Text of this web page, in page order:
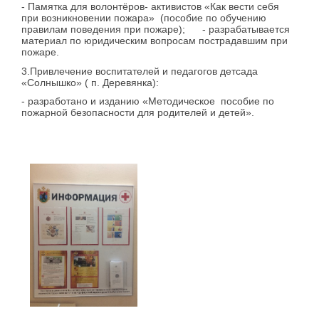
- Памятка для волонтёров- активистов «Как вести себя
при возникновении пожара» (пособие по обучению
правилам поведения при пожаре); - разрабатывается
материал по юридическим вопросам пострадавшим при
пожаре.
3.Привлечение воспитателей и педагогов детсада
«Солнышко» ( п. Деревянка):
- разработано и изданию «Методическое пособие по
пожарной безопасности для родителей и детей».